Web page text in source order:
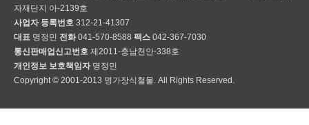
자재단지 아-2139호
사업자 등록번호 312-21-41307
대표 명정민 전화 041-570-8588 팩스 042-367-7030
통신판매업신고번호 제2011-충남천안-338호
개인정보 보호책임자 명정민
Copyright © 2001-2013 명가장식철물. All Rights Reserved.